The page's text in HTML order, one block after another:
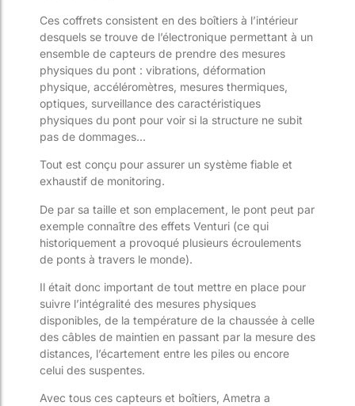
Ces coffrets consistent en des boîtiers à l’intérieur
desquels se trouve de l’électronique permettant à un
ensemble de capteurs de prendre des mesures
physiques du pont : vibrations, déformation
physique, accéléromètres, mesures thermiques,
optiques, surveillance des caractéristiques
physiques du pont pour voir si la structure ne subit
pas de dommages…
Tout est conçu pour assurer un système fiable et
exhaustif de monitoring.
De par sa taille et son emplacement, le pont peut par
exemple connaître des effets Venturi (ce qui
historiquement a provoqué plusieurs écroulements
de ponts à travers le monde).
Il était donc important de tout mettre en place pour
suivre l’intégralité des mesures physiques
disponibles, de la température de la chaussée à celle
des câbles de maintien en passant par la mesure des
distances, l’écartement entre les piles ou encore
celui des suspentes.
Avec tous ces capteurs et boîtiers, Ametra a